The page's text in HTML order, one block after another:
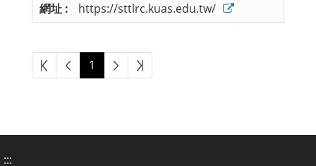
https://sttlrc.kuas.edu.tw/
第一頁上一頁
1 下一頁最後頁
:::